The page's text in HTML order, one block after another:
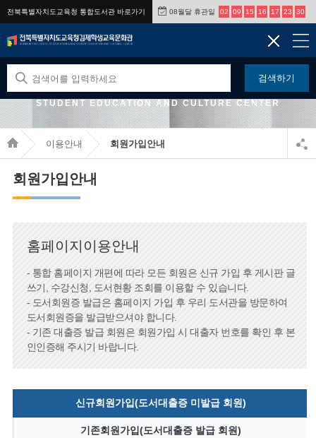
전북특별자치도교육청 통합도서관 바로가기 08월달 휴관일 02 09 15 16 17 23 30
검색하기
JEONBUK STATE OFFICE OF EDUCATION GIMJE
STUDENT EDUCATION AND CULTURE CENTER
이용안내 회원가입안내
회원가입안내
홈페이지이용안내
- 통합 홈페이지 개편에 따라 모든 회원은 신규 가입 후 게시판 글
쓰기, 수강신청, 도서현황 조회를 이용할 수 있습니다.
- 도서회원증 발급은 홈페이지 가입 후 우리 도서관을 방문하여
도서회원증을 발급받으셔야 합니다.
- 기존 대출증 발급 회원은 회원가입 시 대출자 번호를 확인 후 본
인인증해 주시기 바랍니다.
신규회원가입(도서대출증 미발급 회원)
기존회원가입(도서대출증 발급 회원)